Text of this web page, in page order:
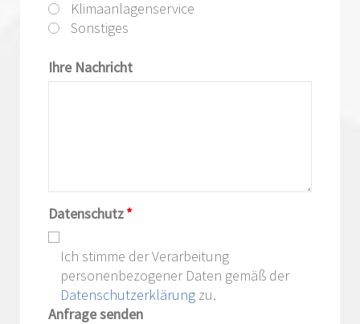
Klimaanlagenservice
Sonstiges
Ihre Nachricht
Datenschutz*
Ich stimme der Verarbeitung
personenbezogener Daten gemäß der
Datenschutzerklärung zu.
Anfrage senden